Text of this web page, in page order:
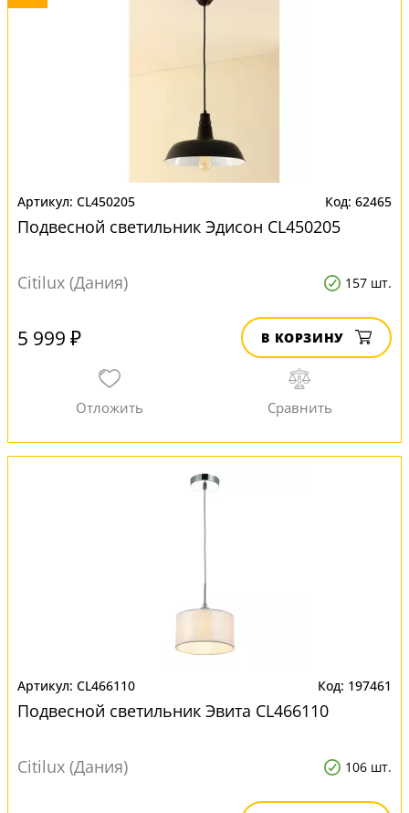
CL450205 62465
Подвесной светильник Эдисон CL450205
Citilux (Дания) 157 шт.
5 999 ₽ В КОРЗИНУ
CL466110 197461
Подвесной светильник Эвита CL466110
Citilux (Дания) 106 шт.